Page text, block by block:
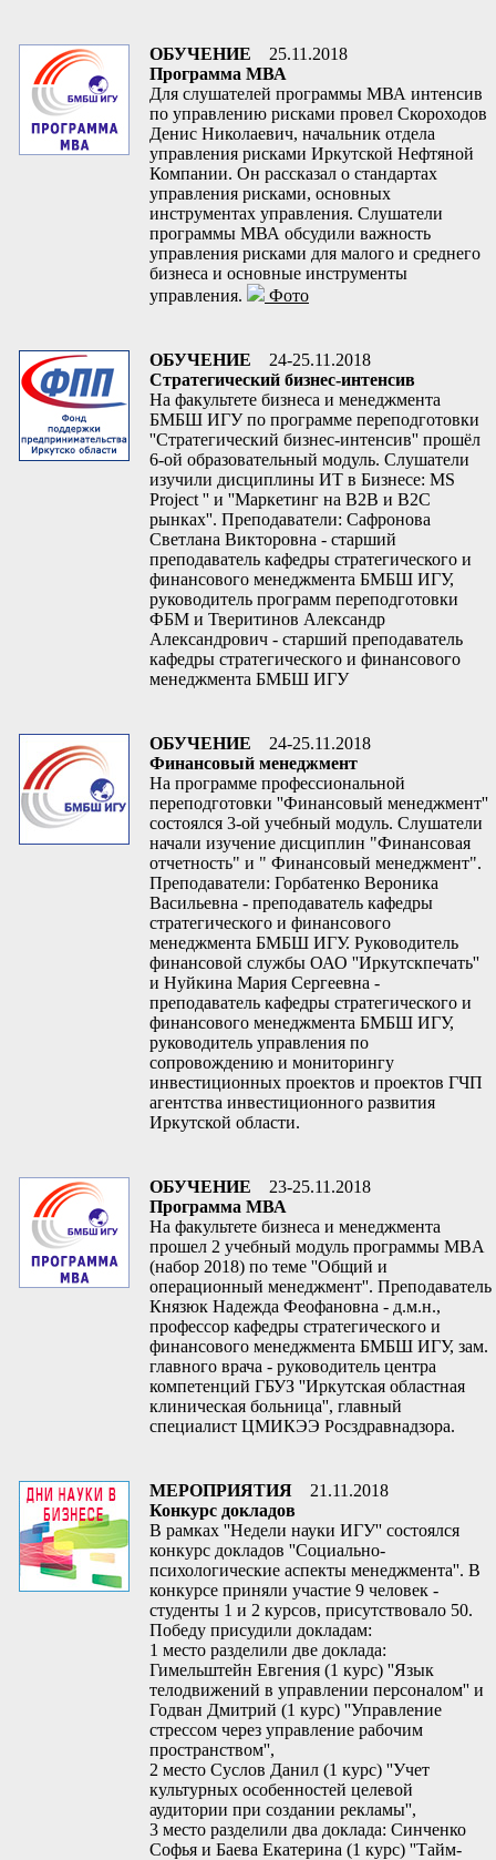
ОБУЧЕНИЕ
25.11.2018
Программа МВА
Для слушателей программы МВА интенсив
по управлению рисками провел Скороходов
Денис Николаевич, начальник отдела
управления рисками Иркутской Нефтяной
Компании. Он рассказал о стандартах
управления рисками, основных
инструментах управления. Слушатели
программы МВА обсудили важность
управления рисками для малого и среднего
бизнеса и основные инструменты
управления.
Фото
ОБУЧЕНИЕ
24-25.11.2018
Стратегический бизнес-интенсив
На факультете бизнеса и менеджмента
БМБШ ИГУ по программе переподготовки
''Стратегический бизнес-интенсив'' прошёл
6-ой образовательный модуль. Слушатели
изучили дисциплины ИТ в Бизнесе: MS
Project '' и ''Маркетинг на В2В и В2С
рынках''. Преподаватели: Сафронова
Светлана Викторовна - старший
преподаватель кафедры стратегического и
финансового менеджмента БМБШ ИГУ,
руководитель программ переподготовки
ФБМ и Тверитинов Александр
Александрович - старший преподаватель
кафедры стратегического и финансового
менеджмента БМБШ ИГУ
ОБУЧЕНИЕ
24-25.11.2018
Финансовый менеджмент
На программе профессиональной
переподготовки ''Финансовый менеджмент''
состоялся 3-ой учебный модуль. Слушатели
начали изучение дисциплин "Финансовая
отчетность" и " Финансовый менеджмент".
Преподаватели: Горбатенко Вероника
Васильевна - преподаватель кафедры
стратегического и финансового
менеджмента БМБШ ИГУ. Руководитель
финансовой службы ОАО ''Иркутскпечать''
и Нуйкина Мария Сергеевна -
преподаватель кафедры стратегического и
финансового менеджмента БМБШ ИГУ,
руководитель управления по
сопровождению и мониторингу
инвестиционных проектов и проектов ГЧП
агентства инвестиционного развития
Иркутской области.
ОБУЧЕНИЕ
23-25.11.2018
Программа МВА
На факультете бизнеса и менеджмента
прошел 2 учебный модуль программы MBA
(набор 2018) по теме ''Общий и
операционный менеджмент''. Преподаватель
Князюк Надежда Феофановна - д.м.н.,
профессор кафедры стратегического и
финансового менеджмента БМБШ ИГУ, зам.
главного врача - руководитель центра
компетенций ГБУЗ ''Иркутская областная
клиническая больница'', главный
специалист ЦМИКЭЭ Росздравнадзора.
МЕРОПРИЯТИЯ
21.11.2018
Конкурс докладов
В рамках ''Недели науки ИГУ'' состоялся
конкурс докладов ''Социально-
психологические аспекты менеджмента''. В
конкурсе приняли участие 9 человек -
студенты 1 и 2 курсов, присутствовало 50.
Победу присудили докладам:
1 место разделили две доклада:
Гимельштейн Евгения (1 курс) ''Язык
телодвижений в управлении персоналом'' и
Годван Дмитрий (1 курс) ''Управление
стрессом через управление рабочим
пространством'',
2 место Суслов Данил (1 курс) ''Учет
культурных особенностей целевой
аудитории при создании рекламы'',
3 место разделили два доклада: Синченко
Софья и Баева Екатерина (1 курс) ''Тайм-